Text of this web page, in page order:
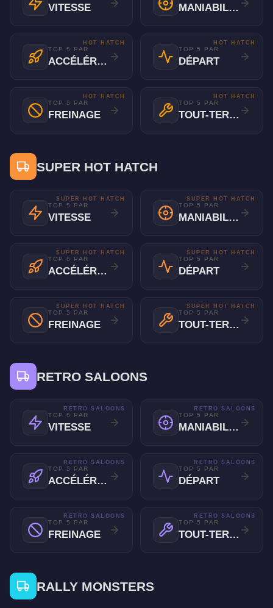
VITESSE MANIABILITÉ
TOP 5 PAR
ACCÉLÉRATION
HOT HATCH
TOP 5 PAR
DÉPART
HOT HATCH
TOP 5 PAR
FREINAGE
HOT HATCH
TOP 5 PAR
TOUT-TERRAIN
HOT HATCH
SUPER HOT HATCH
TOP 5 PAR
VITESSE
SUPER HOT HATCH
TOP 5 PAR
MANIABILITÉ
SUPER HOT HATCH
TOP 5 PAR
ACCÉLÉRATION
SUPER HOT HATCH
TOP 5 PAR
DÉPART
SUPER HOT HATCH
TOP 5 PAR
FREINAGE
SUPER HOT HATCH
TOP 5 PAR
TOUT-TERRAIN
SUPER HOT HATCH
RETRO SALOONS
TOP 5 PAR
VITESSE
RETRO SALOONS
TOP 5 PAR
MANIABILITÉ
RETRO SALOONS
TOP 5 PAR
ACCÉLÉRATION
RETRO SALOONS
TOP 5 PAR
DÉPART
RETRO SALOONS
TOP 5 PAR
FREINAGE
RETRO SALOONS
TOP 5 PAR
TOUT-TERRAIN
RETRO SALOONS
RALLY MONSTERS